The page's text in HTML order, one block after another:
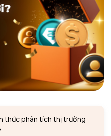
thức phân tích thị trường